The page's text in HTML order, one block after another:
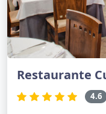
Restaurante
4.6